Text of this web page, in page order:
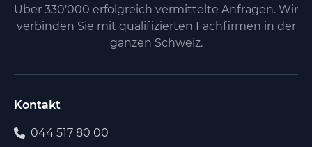
Über 330'000 erfolgreich vermittelte Anfragen. Wir
verbinden Sie mit qualifizierten Fachfirmen in der
ganzen Schweiz.
Kontakt
044 517 80 00